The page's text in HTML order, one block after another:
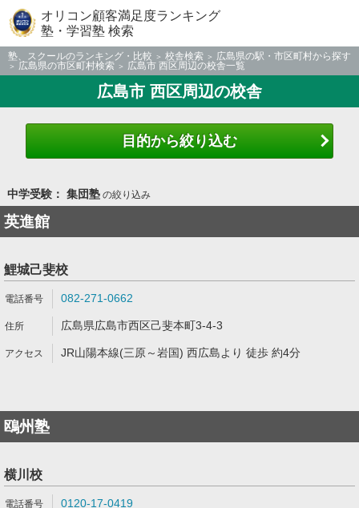
オリコン顧客満足度ランキング
塾・学習塾 検索
塾、スクールのランキング・比較 校舎検索
広島県の駅・市区町村から探す
広島県の市区町村検索
広島市 西区周辺の校舎一覧
広島市 西区周辺の校舎
目的から絞り込む
中学受験： 集団塾の絞り込み
英進館
鯉城己斐校
082-271-0662
広島県広島市西区己斐本町3-4-3
JR山陽本線(三原～岩国) 西広島より 徒歩 約4分
鴎州塾
横川校
0120-17-0419